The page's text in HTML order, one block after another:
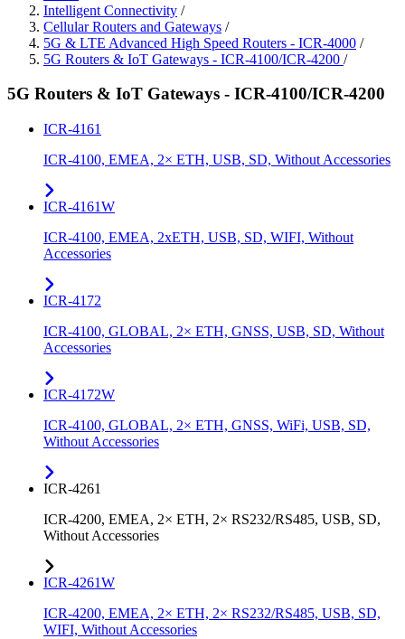
Intelligent Connectivity /
Cellular Routers and Gateways /
5G & LTE Advanced High Speed Routers - ICR-4000 /
5G Routers & IoT Gateways - ICR-4100/ICR-4200 /
5G Routers & IoT Gateways - ICR-4100/ICR-4200
ICR-4161
ICR-4100, EMEA, 2× ETH, USB, SD, Without Accessories
ICR-4161W
ICR-4100, EMEA, 2xETH, USB, SD, WIFI, Without
Accessories
ICR-4172
ICR-4100, GLOBAL, 2× ETH, GNSS, USB, SD, Without
Accessories
ICR-4172W
ICR-4100, GLOBAL, 2× ETH, GNSS, WiFi, USB, SD,
Without Accessories
ICR-4261
ICR-4200, EMEA, 2× ETH, 2× RS232/RS485, USB, SD,
Without Accessories
ICR-4261W
ICR-4200, EMEA, 2× ETH, 2× RS232/RS485, USB, SD,
WIFI, Without Accessories